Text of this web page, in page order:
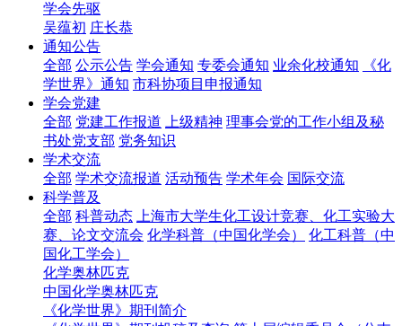
学会先驱
吴蕴初 庄长恭
通知公告
全部 公示公告 学会通知 专委会通知 业余化校通知
《化
学世界》通知 市科协项目申报通知
学会党建
全部 党建工作报道 上级精神 理事会党的工作小组及秘
书处党支部 党务知识
学术交流
全部 学术交流报道 活动预告 学术年会 国际交流
科学普及
全部 科普动态
上海市大学生化工设计竞赛、化工实验大
赛、论文交流会 化学科普（中国化学会）
化工科普（中
国化工学会）
化学奥林匹克
中国化学奥林匹克
《化学世界》期刊简介